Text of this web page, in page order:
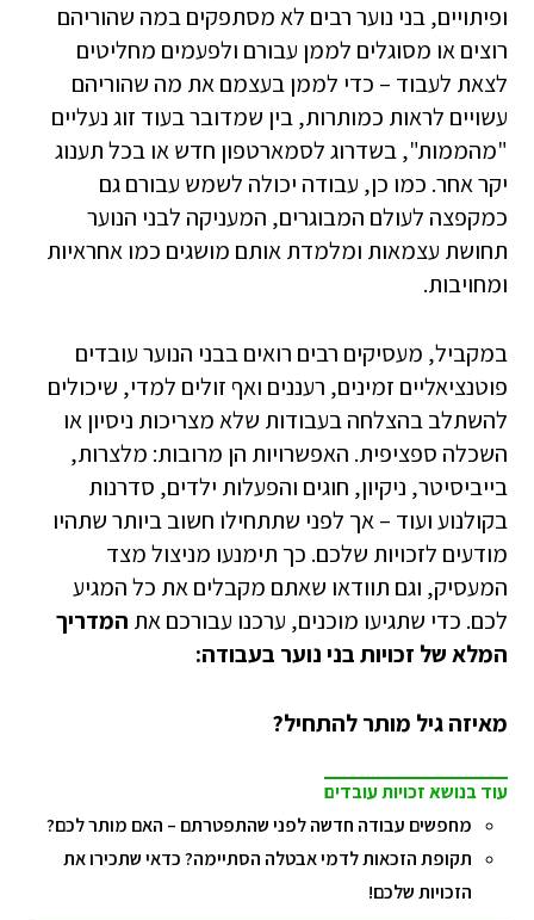
ופיתויים, בני נוער רבים לא מסתפקים במה שהוריהם
רוצים או מסוגלים לממן עבורם ולפעמים מחליטים
לצאת לעבוד – כדי לממן בעצמם את מה שהוריהם
עשויים לראות כמותרות, בין שמדובר בעוד זוג נעליים
"מהממות", בשדרוג לסמארטפון חדש או בכל תענוג
יקר אחר. כמו כן, עבודה יכולה לשמש עבורם גם
כמקפצה לעולם המבוגרים, המעניקה לבני הנוער
תחושת עצמאות ומלמדת אותם מושגים כמו אחראיות
ומחויבות.
במקביל, מעסיקים רבים רואים בבני הנוער עובדים
פוטנציאליים זמינים, רעננים ואף זולים למדי, שיכולים
להשתלב בהצלחה בעבודות שלא מצריכות ניסיון או
השכלה ספציפית. האפשרויות הן מרובות: מלצרות,
בייביסיטר, ניקיון, חוגים והפעלות ילדים, סדרנות
בקולנוע ועוד – אך לפני שתתחילו חשוב ביותר שתהיו
מודעים לזכויות שלכם. כך תימנעו מניצול מצד
המעסיק, וגם תוודאו שאתם מקבלים את כל המגיע
לכם. כדי שתגיעו מוכנים, ערכנו עבורכם את המדריך
המלא של זכויות בני נוער בעבודה:
מאיזה גיל מותר להתחיל?
עוד בנושא זכויות עובדים
מחפשים עבודה חדשה לפני שהתפטרתם – האם מותר לכם?
תקופת הזכאות לדמי אבטלה הסתיימה? כדאי שתכירו את
הזכויות שלכם!